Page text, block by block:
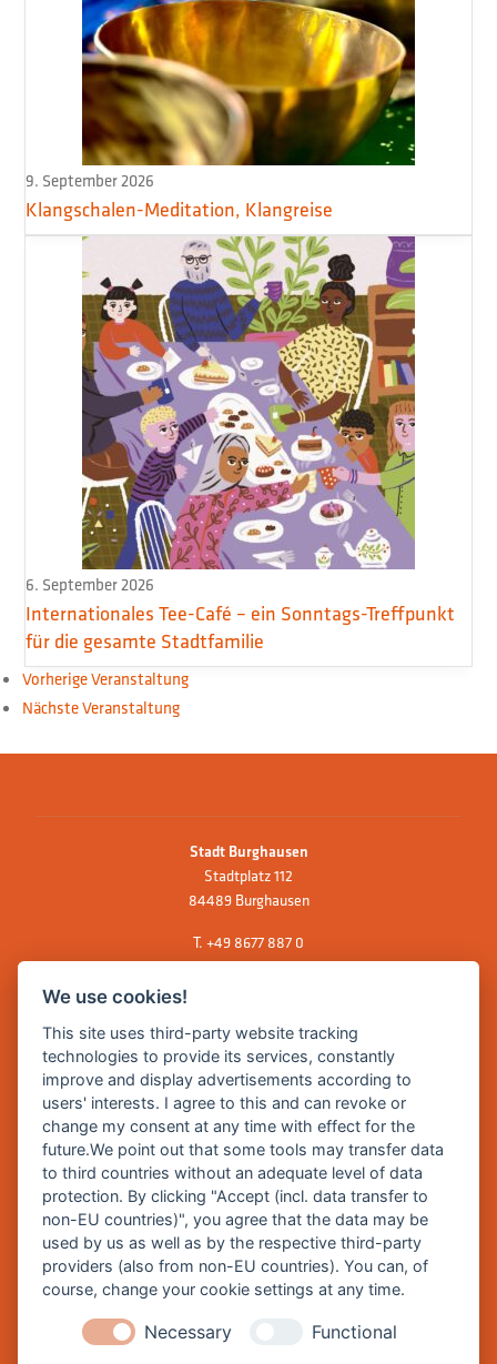
9. September 2026
Klangschalen-Meditation, Klangreise
6. September 2026
Internationales Tee-Café – ein Sonntags-Treffpunkt
für die gesamte Stadtfamilie
Vorherige Veranstaltung
Nächste Veranstaltung
Stadt Burghausen
Stadtplatz 112
84489 Burghausen
T. +49 8677 887 0
E Mail:
Zentrale Webseite der Stadt Burghausen:
www.burghausen.de
Burghausen in leichter Sprache
So funktioniert burghausen.de
Inhalte von burghausen.de
We use cookies!
This site uses third-party website tracking
technologies to provide its services, constantly
improve and display advertisements according to
users' interests. I agree to this and can revoke or
change my consent at any time with effect for the
future.We point out that some tools may transfer data
to third countries without an adequate level of data
protection. By clicking "Accept (incl. data transfer to
non-EU countries)", you agree that the data may be
used by us as well as by the respective third-party
providers (also from non-EU countries). You can, of
course, change your cookie settings at any time.
Necessary Functional